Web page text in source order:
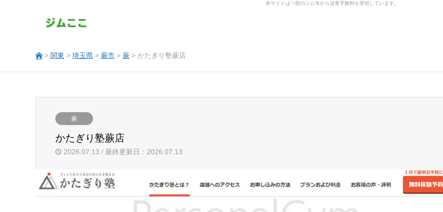
本サイトは一部のジム等から送客手数料を受領しています。
> 関東 > 埼玉県 > 蕨市 > 蕨 > かたぎり塾蕨店
蕨
かたぎり塾蕨店
2026.07.13 / 最終更新日：2026.07.13